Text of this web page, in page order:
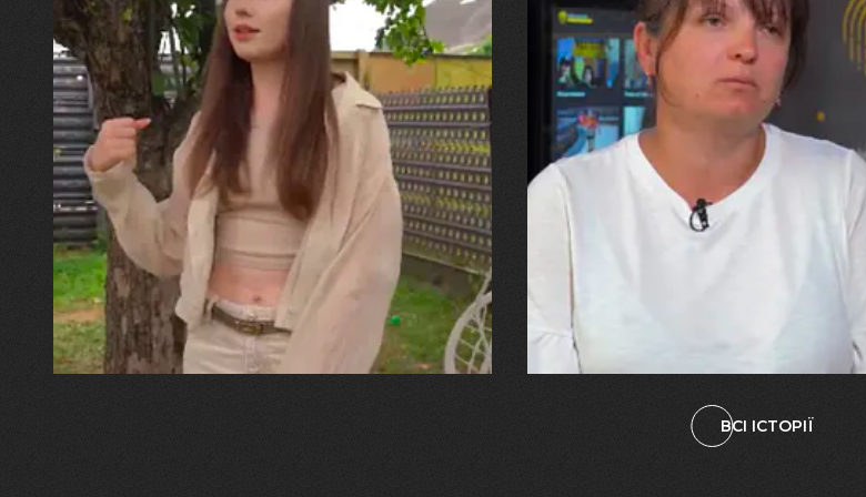
30.07.2026
Калина, Дарина та Віра Папроцькі
"Хвиля була, як від моря,
прозора і велика… Я ледве
встигла схопити племінницю"
29.07.2026
Марина, Ваїд та Аміна Харченко
"Попри всі втрати, ми не
зламалися: тепер я бачу
свого вбитого чоловіка у
наших дітях"
ВСІ ІСТОРІЇ